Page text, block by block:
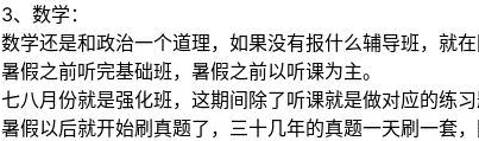
3、数学：
数学还是和政治一个道理，如果没有报什么辅导班，就
暑假之前听完基础班，暑假之前以听课为主。
七八月份就是强化班，这期间除了听课就是做对应的练
暑假以后就开始刷真题了，三十几年的真题一天刷一套，